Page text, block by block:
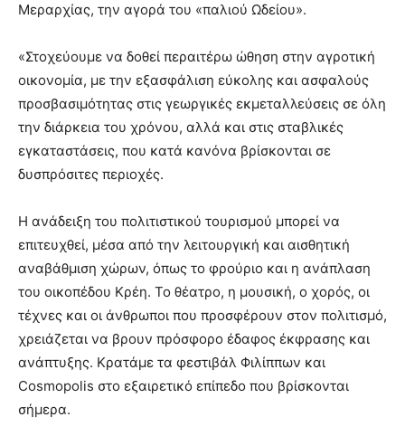
Μεραρχίας, την αγορά του «παλιού Ωδείου».
«Στοχεύουμε να δοθεί περαιτέρω ώθηση στην αγροτική
οικονομία, με την εξασφάλιση εύκολης και ασφαλούς
προσβασιμότητας στις γεωργικές εκμεταλλεύσεις σε όλη
την διάρκεια του χρόνου, αλλά και στις σταβλικές
εγκαταστάσεις, που κατά κανόνα βρίσκονται σε
δυσπρόσιτες περιοχές.
Η ανάδειξη του πολιτιστικού τουρισμού μπορεί να
επιτευχθεί, μέσα από την λειτουργική και αισθητική
αναβάθμιση χώρων, όπως το φρούριο και η ανάπλαση
του οικοπέδου Κρέη. Το θέατρο, η μουσική, ο χορός, οι
τέχνες και οι άνθρωποι που προσφέρουν στον πολιτισμό,
χρειάζεται να βρουν πρόσφορο έδαφος έκφρασης και
ανάπτυξης. Κρατάμε τα φεστιβάλ Φιλίππων και
Cosmopolis στο εξαιρετικό επίπεδο που βρίσκονται
σήμερα.